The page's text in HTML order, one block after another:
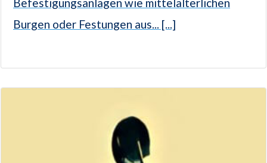
Befestigungsanlagen wie mittelalterlichen
Burgen oder Festungen aus... [...]